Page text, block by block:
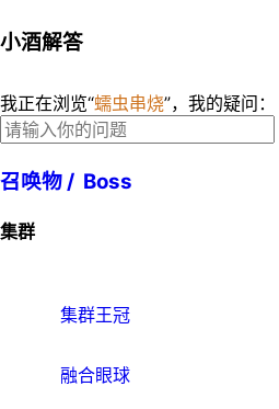
小酒解答
我正在浏览“蠕虫串烧”，我的疑问：
召唤物 / Boss
集群
集群王冠
融合眼球